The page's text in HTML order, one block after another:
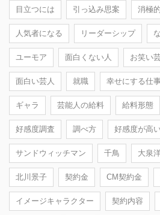
目立つには 引っ込み思案 消極的
人気者になる リーダーシップ
ユーモア 面白くない人 お笑い
面白い芸人 就職 幸せにする仕
ギャラ 芸能人の給料 給料形態
好感度調査 調べ方 好感度が高
サンドウィッチマン 千鳥 大泉
北川景子 契約金 CM契約金
イメージキャラクター 契約内容